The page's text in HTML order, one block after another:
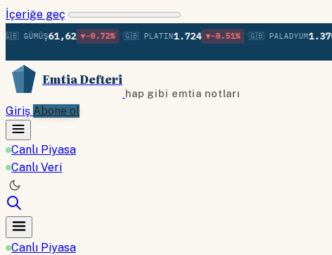
İçeriğe geç
61,62 ▼-0.72% 🇬🇧 PLATIN1.724 ▼-0.51% 🇬🇧 PALADYUM1.370
Emtia Defteri
hap gibi emtia notları
Giriş Abone ol
Canlı Piyasa
Canlı Veri
Canlı Piyasa